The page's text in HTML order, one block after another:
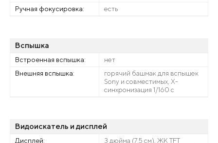
Ручная фокусировка:
есть
Вспышка
Встроенная вспышка:
нет
Внешняя вспышка:
горячий башмак для вспышек
Sony и совместимых, X-
синхронизация 1/160 с
Видоискатель и дисплей
Дисплей:
3 дюйма (7.5 см), ЖК TFT